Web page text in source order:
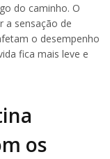
do caminho. O
a sensação de
o desempenho
fica mais leve e
os